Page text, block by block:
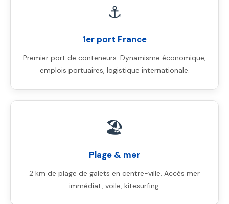
⚓
1er port France
Premier port de conteneurs. Dynamisme économique,
emplois portuaires, logistique internationale.
🏖️
Plage & mer
2 km de plage de galets en centre-ville. Accès mer
immédiat, voile, kitesurfing.